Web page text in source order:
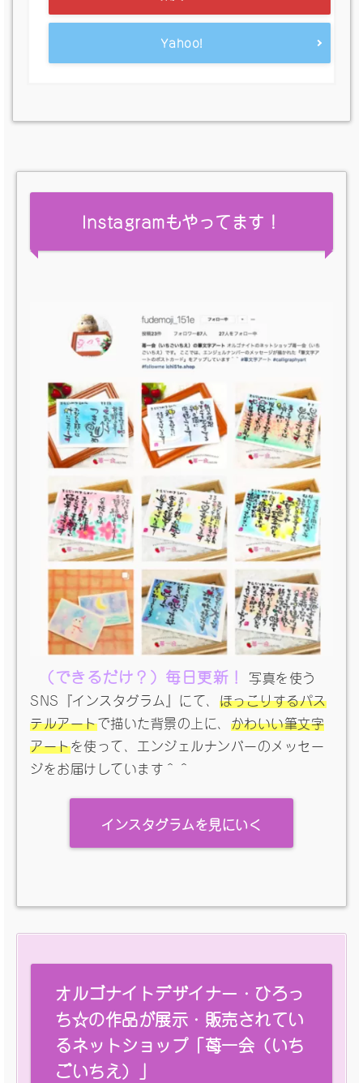
Yahoo!
Instagramもやってます！
（できるだけ？）毎日更新！
写真を使う
SNS『インスタグラム』にて、 ほっこりするパス
テルアートで描いた背景の上に、 かわいい筆文字
アートを使って、エンジェルナンバーのメッセー
ジをお届けしています＾＾
インスタグラムを見にいく
オルゴナイトデザイナー・ひろっ
ち☆の作品が展示・販売されてい
るネットショップ「苺一会（いち
ごいちえ）」